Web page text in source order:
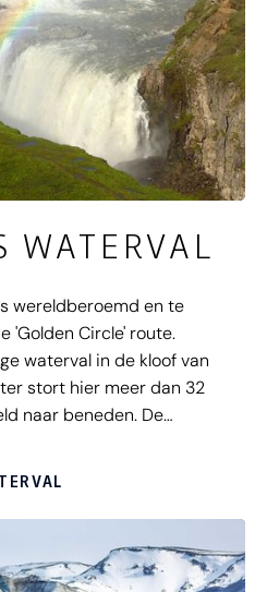
WATERVAL
wereldberoemd en te
'Golden Circle' route.
waterval in de kloof van
stort hier meer dan 32
naar beneden. De
troebele
het de ideale plek voor
zodra de zon doorbreekt